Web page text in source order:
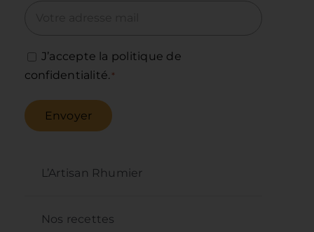
J’accepte la politique de
confidentialité. *
Envoyer
L’Artisan Rhumier
Nos recettes